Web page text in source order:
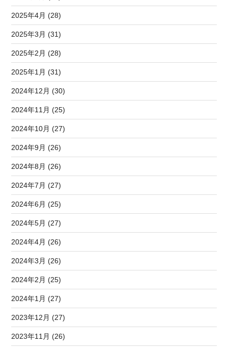
2025年4月 (28)
2025年3月 (31)
2025年2月 (28)
2025年1月 (31)
2024年12月 (30)
2024年11月 (25)
2024年10月 (27)
2024年9月 (26)
2024年8月 (26)
2024年7月 (27)
2024年6月 (25)
2024年5月 (27)
2024年4月 (26)
2024年3月 (26)
2024年2月 (25)
2024年1月 (27)
2023年12月 (27)
2023年11月 (26)